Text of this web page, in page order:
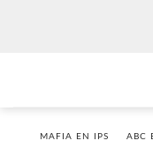
MAFIA EN IPS ABC